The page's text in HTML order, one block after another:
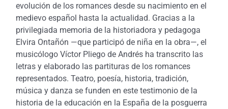
evolución de los romances desde su nacimiento en el
medievo español hasta la actualidad. Gracias a la
privilegiada memoria de la historiadora y pedagoga
Elvira Ontañón —que participó de niña en la obra—, el
musicólogo Víctor Pliego de Andrés ha transcrito las
letras y elaborado las partituras de los romances
representados. Teatro, poesía, historia, tradición,
música y danza se funden en este testimonio de la
historia de la educación en la España de la posguerra